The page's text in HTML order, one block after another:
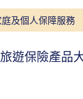
庭及個人保障服務
遊保險產品